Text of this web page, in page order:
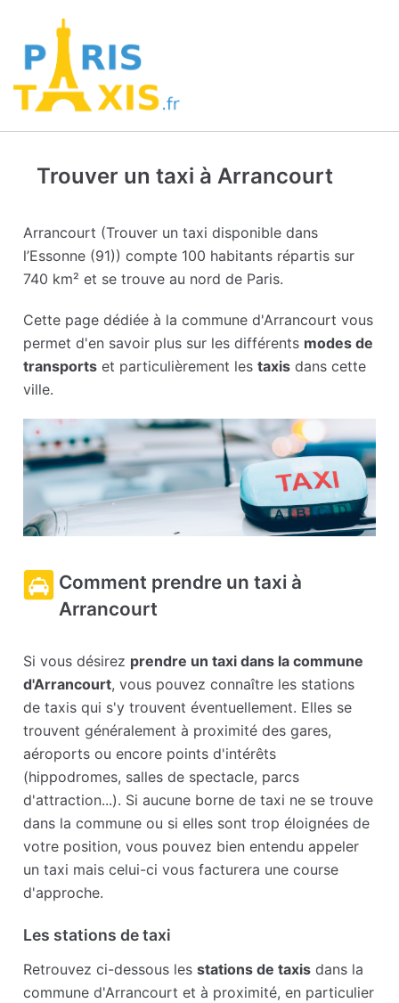
Trouver un taxi à Arrancourt
Arrancourt (Trouver un taxi disponible dans
l’Essonne (91)) compte 100 habitants répartis sur
740 km² et se trouve au nord de Paris.
Cette page dédiée à la commune d'Arrancourt vous
permet d'en savoir plus sur les différents modes de
transports et particulièrement lestaxis dans cette
ville.
Comment prendre un taxi à
Arrancourt
Si vous désirez prendre un taxi dans la commune
d'Arrancourt, vous pouvez connaître les stations
de taxis qui s'y trouvent éventuellement. Elles se
trouvent généralement à proximité des gares,
aéroports ou encore points d'intérêts
(hippodromes, salles de spectacle, parcs
d'attraction...). Si aucune borne de taxi ne se trouve
dans la commune ou si elles sont trop éloignées de
votre position, vous pouvez bien entendu appeler
un taxi mais celui-ci vous facturera une course
d'approche.
Les stations de taxi
Retrouvez ci-dessous lesstations de taxis dans la
commune d'Arrancourt et à proximité, en particulier